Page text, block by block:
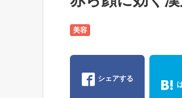
美容
シェアする